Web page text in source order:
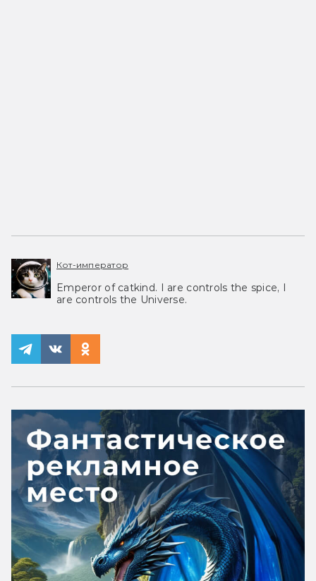
Кот-император
Emperor of catkind. I are controls the spice, I
are controls the Universe.